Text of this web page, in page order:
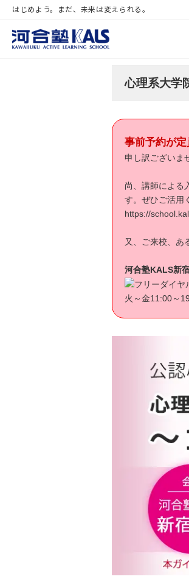
はじめよう。まだ、未来は変えられる。
心理系大学
事前予約が定
申し訳ございま
尚、講師による
す。ぜひご活用
https://
又、ご来校、あ
河合塾KALS新
火～金11:00～